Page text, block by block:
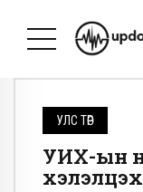
УЛС ТӨР
УИХ-ын